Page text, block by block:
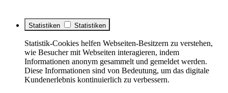
Statistiken Statistiken
Statistik-Cookies helfen Webseiten-Besitzern zu verstehen,
wie Besucher mit Webseiten interagieren, indem
Informationen anonym gesammelt und gemeldet werden.
Diese Informationen sind von Bedeutung, um das digitale
Kundenerlebnis kontinuierlich zu verbessern.